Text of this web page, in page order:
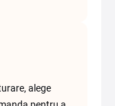
alege